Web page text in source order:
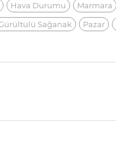
Hava Durumu Marmara
Sağanak Pazar